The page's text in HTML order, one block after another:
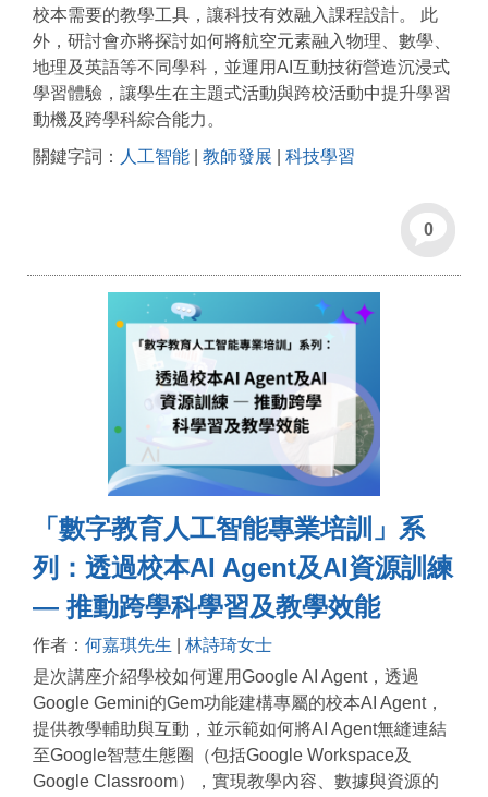
校本需要的教學工具，讓科技有效融入課程設計。 此
外，研討會亦將探討如何將航空元素融入物理、數學、
地理及英語等不同學科，並運用AI互動技術營造沉浸式
學習體驗，讓學生在主題式活動與跨校活動中提升學習
動機及跨學科綜合能力。
關鍵字詞： 人工智能 教師發展 科技學習
0
「數字教育人工智能專業培訓」系
列：透過校本AI Agent及AI資源訓練
— 推動跨學科學習及教學效能
作者： 何嘉琪先生
林詩琦女士
是次講座介紹學校如何運用Google AI Agent，透過
Google Gemini的Gem功能建構專屬的校本AI Agent，
提供教學輔助與互動，並示範如何將AI Agent無縫連結
至Google智慧生態圈（包括Google Workspace及
Google Classroom），實現教學內容、數據與資源的